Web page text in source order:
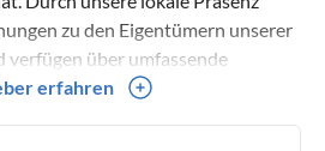
zu den Eigentümern unserer
verfügen über umfassende
Villa und jedes Apartment in
erfahren